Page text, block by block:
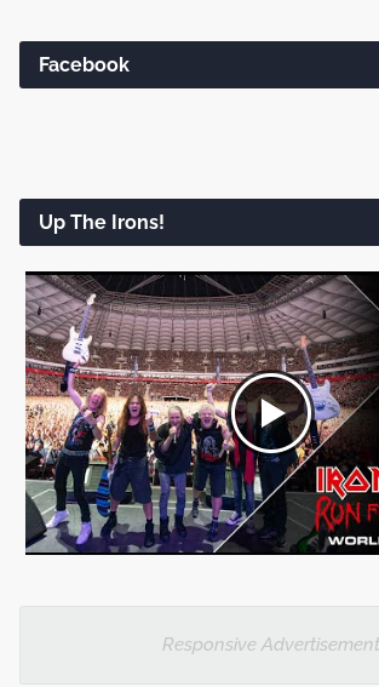
Facebook
Up The Irons!
Responsive Advertisement